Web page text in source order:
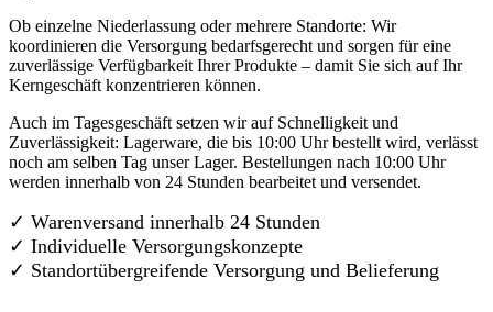
Ob einzelne Niederlassung oder mehrere Standorte: Wir
koordinieren die Versorgung bedarfsgerecht und sorgen für eine
zuverlässige Verfügbarkeit Ihrer Produkte – damit Sie sich auf Ihr
Kerngeschäft konzentrieren können.
Auch im Tagesgeschäft setzen wir auf Schnelligkeit und
Zuverlässigkeit: Lagerware, die bis 10:00 Uhr bestellt wird, verlässt
noch am selben Tag unser Lager. Bestellungen nach 10:00 Uhr
werden innerhalb von 24 Stunden bearbeitet und versendet.
✓ Warenversand innerhalb 24 Stunden
✓ Individuelle Versorgungskonzepte
✓ Standortübergreifende Versorgung und Belieferung